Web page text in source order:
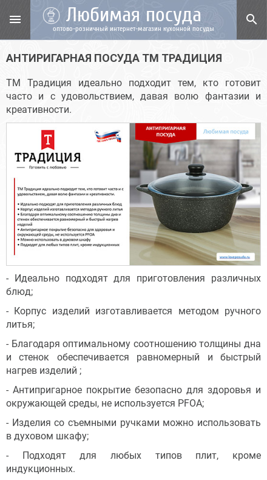
menu Любимая посуда
оптово-розничный интернет-магазин кухонной посуды
search
АНТИРИГАРНАЯ ПОСУДА ТМ ТРАДИЦИЯ
ТМ Традиция идеально подходит тем, кто готовит
часто и с удовольствием, давая волю фантазии и
креативности.
- Идеально подходят для приготовления различных
блюд;
- Корпус изделий изготавливается методом ручного
литья;
- Благодаря оптимальному соотношению толщины дна
и стенок обеспечивается равномерный и быстрый
нагрев изделий ;
- Антипригарное покрытие безопасно для здоровья и
окружающей среды, не используется PFOA;
- Изделия со съемными ручками можно использовать
в духовом шкафу;
- Подходят для любых типов плит, кроме
индукционных.